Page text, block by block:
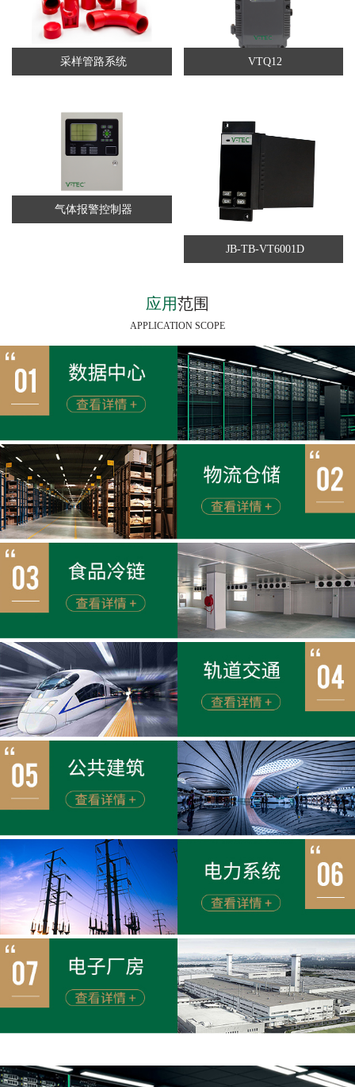
采样管路系统 VTQ12
气体报警控制器
JB-TB-VT6001D
应用范围
APPLICATION SCOPE